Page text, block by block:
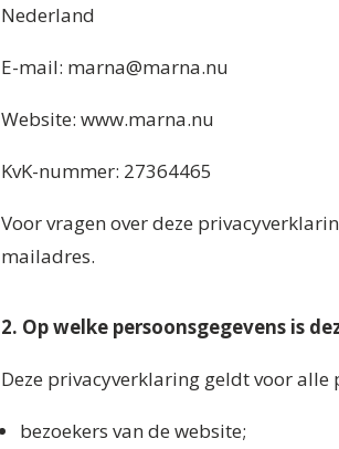
Nederland
E-mail: marna@marna.nu
Website: www.marna.nu
KvK-nummer: 27364465
Voor vragen over deze
mailadres.
2. Op welke persoonsgegevens is
Deze privacyverklaring geldt voor alle
bezoekers van de website;